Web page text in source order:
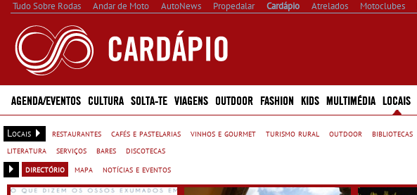
Tudo Sobre Rodas Andar de Moto AutoNews Propedalar Cardápio Atrelados Motoclubes
AGENDA/EVENTOS CULTURA SOLTA-TE VIAGENS OUTDOOR FASHION KIDS MULTIMÉDIA LOCAIS
Locais restaurantes cafés e pastelarias vinhos e gourmet turismo rural outdoor bibliotecas
literatura
serviços bares
discotecas
directório
mapa notícias e eventos